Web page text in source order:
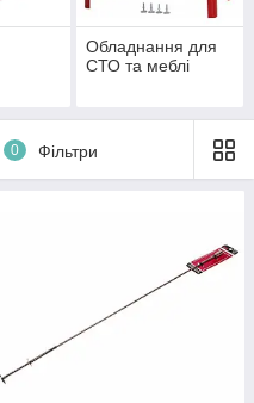
Обладнання для
СТО та меблі
0 Фільтри